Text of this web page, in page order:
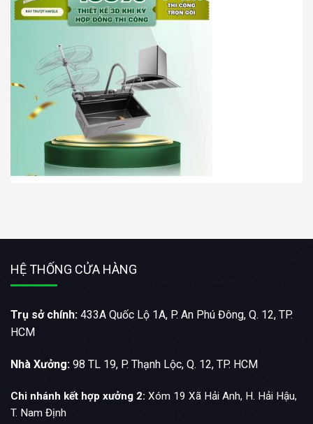
HỆ THỐNG CỬA HÀNG
Trụ sở chính: 433A Quốc Lộ 1A, P. An Phú Đông, Q. 12, TP.
HCM
Nhà Xưởng: 98 TL 19, P. Thạnh Lộc, Q. 12, TP. HCM
Chi nhánh kết hợp xưởng 2: Xóm 19 Xã Hải Anh, H. Hải Hậu,
T. Nam Định